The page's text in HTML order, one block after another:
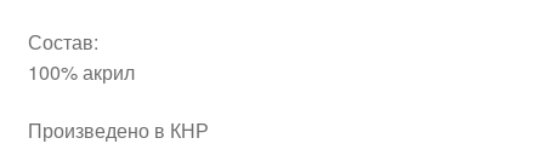
Состав:
100% акрил
Произведено в КНР